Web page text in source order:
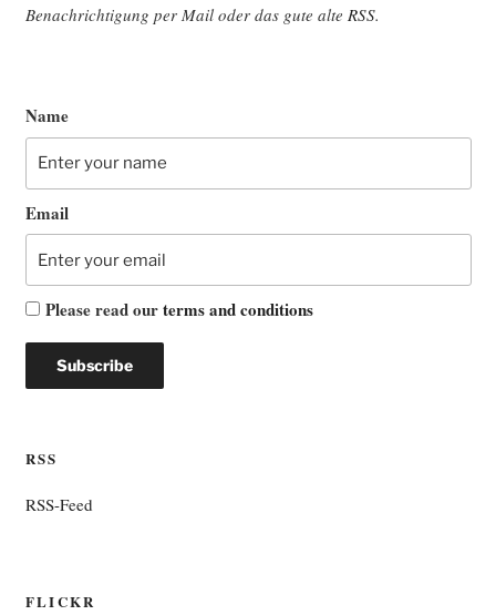
Benach­rich­ti­gung per Mail oder das gute alte RSS.
Name
Email
Please read ourterms and conditions
RSS
RSS-Feed
FLICKR